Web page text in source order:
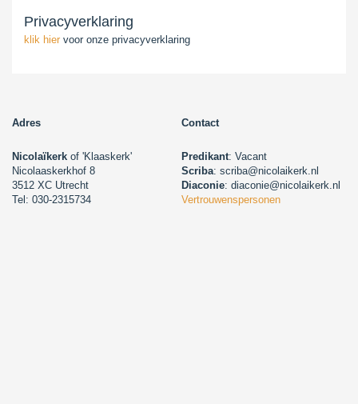
Privacyverklaring
klik hier voor onze privacyverklaring
Adres Contact
Nicolaïkerk of 'Klaaskerk'
Nicolaaskerkhof 8
3512 XC Utrecht
Tel: 030-2315734
Predikant: Vacant
Scriba: scriba@nicolaikerk.nl
Diaconie: diaconie@nicolaikerk.nl
Vertrouwenspersonen